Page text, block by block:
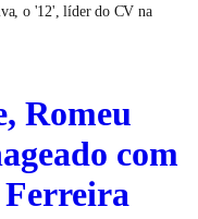
o '12', líder do CV na
Romeu
com